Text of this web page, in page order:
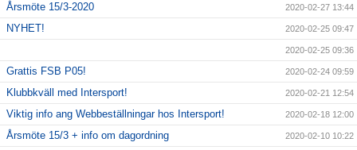
Årsmöte 15/3-2020 2020-02-27 13:44
NYHET! 2020-02-25 09:47
2020-02-25 09:36
Grattis FSB P05! 2020-02-24 09:59
Klubbkväll med Intersport! 2020-02-21 12:54
Viktig info ang Webbeställningar hos Intersport! 2020-02-18 12:00
Årsmöte 15/3 + info om dagordning 2020-02-10 10:22